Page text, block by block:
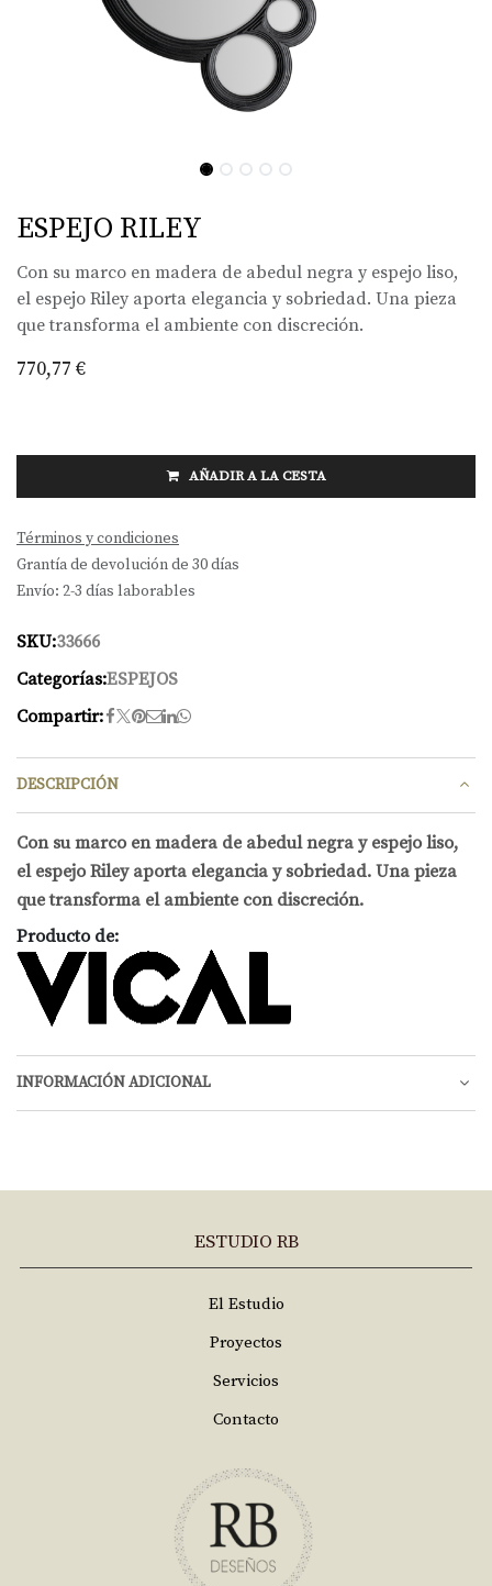
ESPEJO RILEY
Con su marco en madera de abedul negra y espejo liso,
el espejo Riley aporta elegancia y sobriedad. Una pieza
que transforma el ambiente con discreción.
770,77 €
AÑADIR A LA CESTA
Términos y condiciones
Grantía de devolución de 30 días
Envío: 2-3 días laborables
SKU:33666
Categorías:ESPEJOS
Compartir:
DESCRIPCIÓN
Con su marco en madera de abedul negra y espejo liso,
el espejo Riley aporta elegancia y sobriedad. Una pieza
que transforma el ambiente con discreción.
Producto de:
INFORMACIÓN ADICIONAL
ESTUDIO RB
El Estudio
Proyectos
Servicios
Contacto